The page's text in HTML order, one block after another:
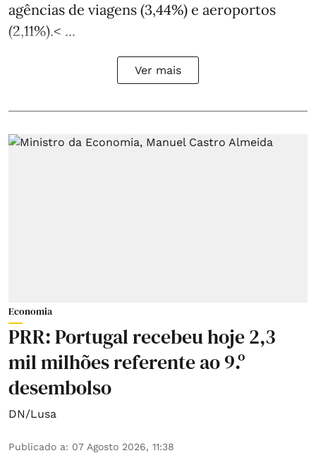
agências de viagens (3,44%) e aeroportos
(2,11%).< ...
Ver mais
Economia
PRR: Portugal recebeu hoje 2,3
mil milhões referente ao 9.º
desembolso
DN/Lusa
Publicado a: 07 Agosto 2026, 11:38